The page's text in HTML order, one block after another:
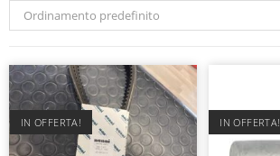
Ordinamento predefinito
IN OFFERTA! IN OFFERTA!